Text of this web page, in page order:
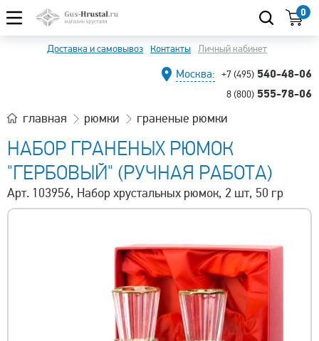
0
Доставка и самовывоз Контакты Личный кабинет
Москва: +7 (495) 540-48-06
8 (800) 555-78-06
главная рюмки граненые рюмки
НАБОР ГРАНЕНЫХ РЮМОК
"ГЕРБОВЫЙ" (РУЧНАЯ РАБОТА)
Арт. 103956, Набор хрустальных рюмок, 2 шт, 50 гр